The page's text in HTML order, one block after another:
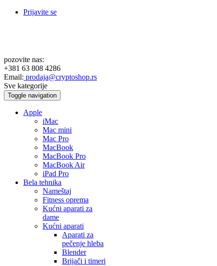
Prijavite se
pozovite nas:
+381 63 808 4286
Email: prodaja@cryptoshop.rs
Sve kategorije
Toggle navigation
Apple
iMac
Mac mini
Mac Pro
MacBook
MacBook Pro
MacBook Air
iPad Pro
Bela tehnika
Nameštaj
Fitness oprema
Kućni aparati za
dame
Kućni aparati
Aparati za
pečenje hleba
Blender
Brijači i timeri